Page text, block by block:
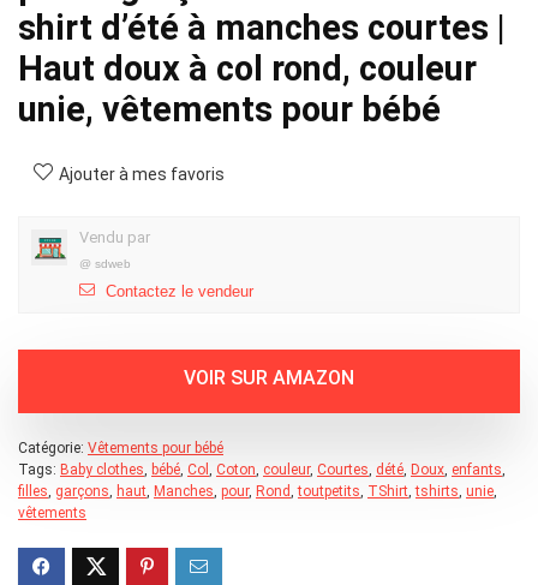
shirt d’été à manches courtes |
Haut doux à col rond, couleur
unie, vêtements pour bébé
Ajouter à mes favoris
Vendu par
@ sdweb
Contactez le vendeur
Catégorie: Vêtements pour bébé
Tags: Baby clothes bébé Col Coton couleur, Courtes dété Doux enfants
filles garçons haut Manches pour, Rond ,toutpetits TShirt ,tshirts unie
vêtements